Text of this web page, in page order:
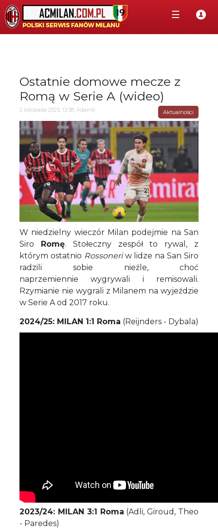
☰
Ostatnie domowe mecze z
Romą w Serie A (wideo)
2 listopada 2025, 13:38, Adam6 Aktualności
W niedzielny wieczór Milan podejmie na San
Siro Romę. Stołeczny zespół to rywal, z
którym ostatnio Rossoneriw lidze na San Siro
radzili sobie nieźle, choć
naprzemiennie wygrywali i remisowali.
Rzymianie nie wygrali z Milanem na wyjeździe
w Serie A od 2017 roku.
2024/25: MILAN 1:1 Roma (Reijnders - Dybala)
2023/24: MILAN 3:1 Roma (Adli, Giroud, Theo
- Paredes)